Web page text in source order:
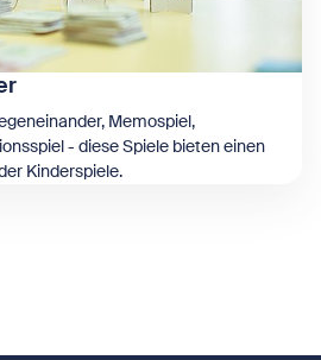
Memospiel,
- diese Spiele bieten einen
Kinderspiele.